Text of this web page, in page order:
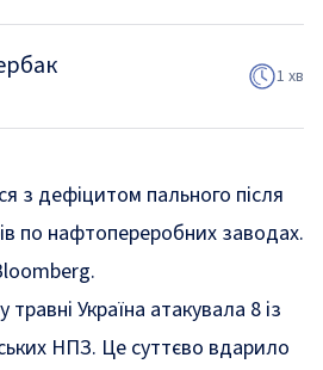
1 хв
з дефіцитом пального після
по нафтопереробних заводах.
Україна атакувала 8 із
НПЗ. Це суттєво вдарило